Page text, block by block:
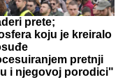
prete;
koju je kreiralo
pretnji
i njegovoj porodici"